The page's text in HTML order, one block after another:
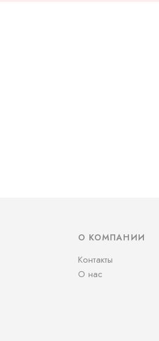
О КОМПАНИИ
Контакты
О нас